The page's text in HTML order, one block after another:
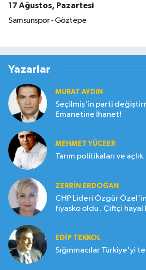
17 Ağustos, Pazartesi
Samsunspor - Göztepe
Yazarlar
MURAT AYDIN
Seçilmiş'in parti
Emanetine İhanet!
MEHMET YÜCEER
Tarım politikaları ve açlık.
ZERRIN ERDOĞAN
CHP Lideri Özgür Özel'in
fiyasko oldu . Çiftçi hayal
EDIP TEKKOL
Sığınmacılar Türkiye'yi